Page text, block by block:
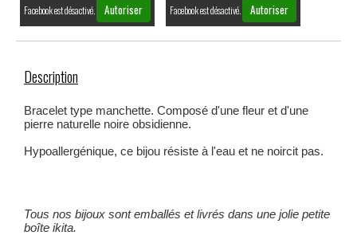
Facebook est désactivé. Autoriser Facebook est désactivé. Autoriser
Description
Bracelet type manchette. Composé d'une fleur et d'une
pierre naturelle noire obsidienne.
Hypoallergénique, ce bijou résiste à l'eau et ne noircit pas.
Tous nos bijoux sont emballés et livrés dans une jolie petite
boîte ikita.